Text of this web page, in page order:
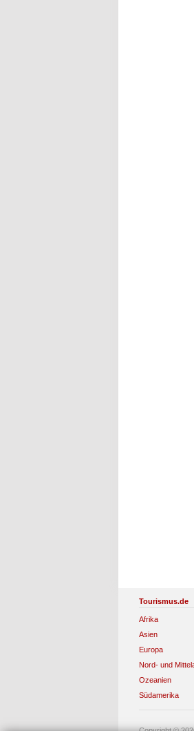
Tourismus.de
Afrika
Asien
Europa
Nord- und
Ozeanien
Südamerika